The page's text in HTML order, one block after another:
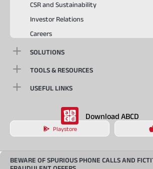
CSR and Sustainability
Investor Relations
Careers
SOLUTIONS
TOOLS & RESOURCES
USEFUL LINKS
Download ABCD
Playstore
BEWARE OF SPURIOUS PHONE CALLS AND